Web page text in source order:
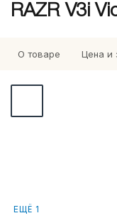
RAZR V3i
О товаре Цена и
ЕЩЁ 1